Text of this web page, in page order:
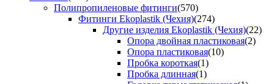
Полипропиленовые фитинги(570)
Фитинги Ekoplastik (Чехия)(274)
Другие изделия Ekoplastik (Чехия)(22)
Опора двойная пластиковая(2)
Опора пластиковая(10)
Пробка короткая(1)
Пробка длинная(1)